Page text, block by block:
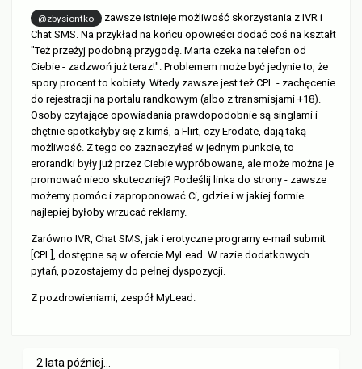
@zbysiontko
zawsze istnieje możliwość skorzystania z IVR i
Chat SMS. Na przykład na końcu opowieści dodać coś na kształt
"Też przeżyj podobną przygodę. Marta czeka na telefon od
Ciebie - zadzwoń już teraz!". Problemem może być jedynie to, że
spory procent to kobiety. Wtedy zawsze jest też CPL - zachęcenie
do rejestracji na portalu randkowym (albo z transmisjami +18).
Osoby czytające opowiadania prawdopodobnie są singlami i
chętnie spotkałyby się z kimś, a Flirt, czy Erodate, dają taką
możliwość. Z tego co zaznaczyłeś w jednym punkcie, to
erorandki były już przez Ciebie wypróbowane, ale może można je
promować nieco skuteczniej? Podeślij linka do strony - zawsze
możemy pomóc i zaproponować Ci, gdzie i w jakiej formie
najlepiej byłoby wrzucać reklamy.
Zarówno IVR, Chat SMS, jak i erotyczne programy e-mail submit
[CPL], dostępne są w ofercie MyLead. W razie dodatkowych
pytań, pozostajemy do pełnej dyspozycji.
Z pozdrowieniami, zespół MyLead.
2 lata później...